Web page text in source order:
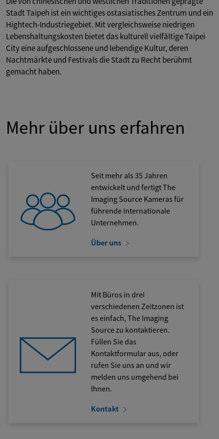
Stadt Taipeh ist ein wichtiges ostasiatisches Zentrum und ein
Hightech-Industriegebiet. Mit vergleichsweise niedrigen
Lebenshaltungskosten bietet das kulturell vielfältige Taipei
City eine aufgeschlossene und lebendige Kultur, deren
Nachtmärkte und Festivals die Stadt zu Recht berühmt
gemacht haben.
Mehr über uns erfahren
Seit mehr als 35 Jahren
entwickelt und fertigt The
Imaging Source Kameras für
führende internationale
Unternehmen.
Über uns
Mit Büros in drei
verschiedenen Zeitzonen ist
es einfach, The Imaging
Source zu kontaktieren.
Füllen Sie das
Kontaktformular aus, oder
rufen Sie uns an und wir
melden uns umgehend bei
Ihnen.
Kontakt